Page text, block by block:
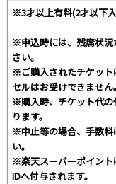
※3才以上有料(2才以下
※申込時には、残席状況
さい。
※ご購入されたチケット
セルはお受けできません。
※購入時、チケット代の
ります。
※中止等の場合、手数料
い。
※楽天スーパーポイント
IDへ付与されます。